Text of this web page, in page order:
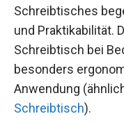
Schreibtisches
und Praktikabilität.
Schreibtisch bei
besonders
Anwendung
Schreibtisch).